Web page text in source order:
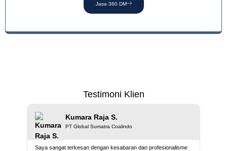
Jasa 360 DM
Testimoni Klien
Kumara Raja S.
PT Global Sumatra Coalindo
Saya sangat terkesan dengan kesabaran dan profesionalisme